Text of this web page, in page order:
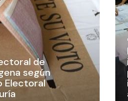
de
según
Electoral